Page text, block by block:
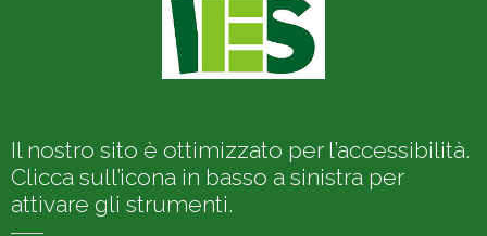
Il nostro sito è ottimizzato per l’accessibilità.
Clicca sull’icona in basso a sinistra per
attivare gli strumenti.